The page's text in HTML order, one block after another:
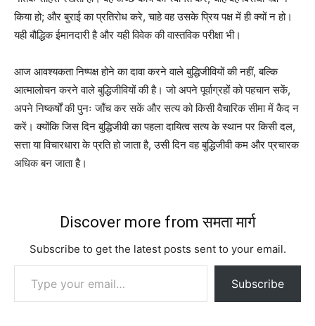
किया हो; और बुराई का प्रतिरोध करे, चाहे वह उसके प्रिय पक्ष में ही क्यों न हो।
यही बौद्धिक ईमानदारी है और यही विवेक की वास्तविक परीक्षा भी।
आज आवश्यकता निष्पक्ष होने का दावा करने वाले बुद्धिजीवियों की नहीं, बल्कि
आत्मालोचन करने वाले बुद्धिजीवियों की है। जो अपने पूर्वाग्रहों को पहचान सकें,
अपने निष्कर्षों की पुनः जाँच कर सकें और सत्य को किसी वैचारिक सीमा में कैद न
करें। क्योंकि जिस दिन बुद्धिजीवी का पहला दायित्व सत्य के स्थान पर किसी दल,
सत्ता या विचारधारा के प्रति हो जाता है, उसी दिन वह बुद्धिजीवी कम और प्रचारक
अधिक बन जाता है।
Discover more from समता मार्ग
Subscribe to get the latest posts sent to your email.
Type your email…
Subscribe